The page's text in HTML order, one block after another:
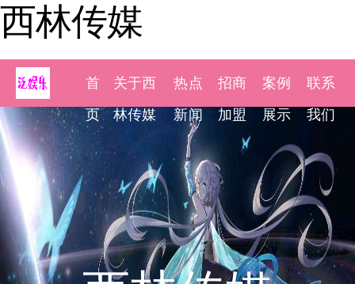
西林传媒
首
页
关于西
林传媒
热点
新闻
招商
加盟
案例
展示
联系
我们